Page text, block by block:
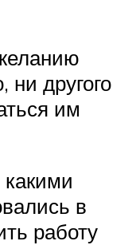
ни другого
им
в
работу